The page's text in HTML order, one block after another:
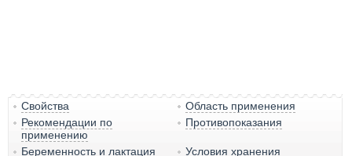
Свойства
Область применения
Рекомендации по
применению
Противопоказания
Беременность и лактация
Условия хранения